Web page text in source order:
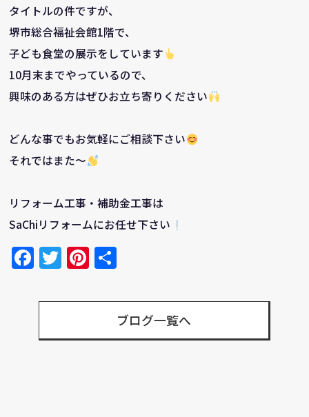
タイトルの件ですが、
堺市総合福祉会館1階で、
子ども食堂の展示をしています
10月末までやっているので、
興味のある方はぜひお立ち寄りください
どんな事でもお気軽にご相談下さい
それではまた～
リフォーム工事・補助金工事は
SaChiリフォームにお任せ下さい
Facebook
TwitterPinterest
ブログ一覧へ